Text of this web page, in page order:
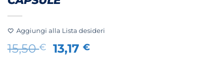
Aggiungi alla Lista desideri
15,50€
Il
13,17€